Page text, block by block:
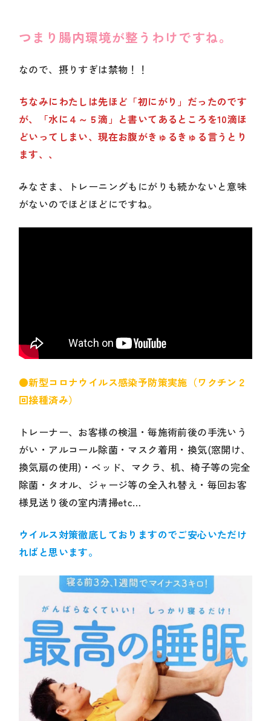
つまり腸内環境が整うわけですね。
なので、摂りすぎは禁物！！
ちなみにわたしは先ほど「初にがり」だったのです
が、「水に４～５滴」と書いてあるところを10滴ほ
どいってしまい、現在お腹がきゅるきゅる言うとり
ます、、
みなさま、トレーニングもにがりも続かないと意味
がないのでほどほどにですね。
●新型コロナウイルス感染予防策実施（ワクチン２
回接種済み）
トレーナー、お客様の検温・毎施術前後の手洗いう
がい・アルコール除菌・マスク着用・換気(窓開け、
換気扇の使用)・ベッド、マクラ、机、椅子等の完全
除菌・タオル、ジャージ等の全入れ替え・毎回お客
様見送り後の室内清掃etc…
ウイルス対策徹底しておりますのでご安心いただけ
ればと思います。